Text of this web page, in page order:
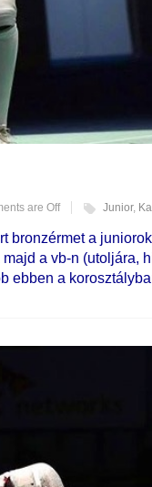
are Off Junior,
bronzérmet a
a vb-n (utoljára,
ebben a